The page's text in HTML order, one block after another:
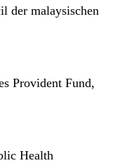
der malaysischen
Provident Fund,
Health